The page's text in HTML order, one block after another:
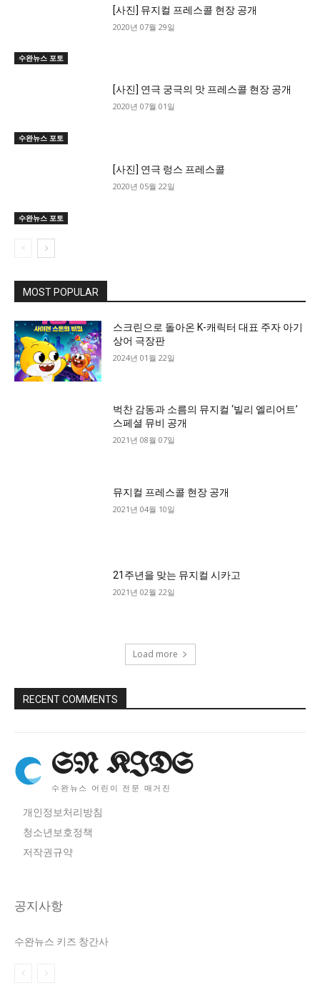
수완뉴스 포토
[사진] 뮤지컬 프레스콜 현장 공개
2020년 07월 29일
수완뉴스 포토
[사진] 연극 궁극의 맛 프레스콜 현장 공개
2020년 07월 01일
수완뉴스 포토
[사진] 연극 렁스 프레스콜
2020년 05월 22일
MOST POPULAR
스크린으로 돌아온 K-캐릭터 대표 주자 아기
상어 극장판
2024년 01월 22일
벅찬 감동과 소름의 뮤지컬 ‘빌리 엘리어트’
스페셜 뮤비 공개
2021년 08월 07일
뮤지컬 프레스콜 현장 공개
2021년 04월 10일
21주년을 맞는 뮤지컬 시카고
2021년 02월 22일
Load more
RECENT COMMENTS
SN KIDS
수완뉴스 어린이 전문 매거진
개인정보처리방침
청소년보호정책
저작권규약
공지사항
수완뉴스 키즈 창간사